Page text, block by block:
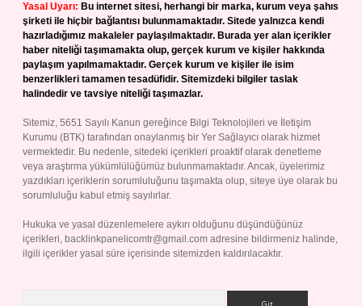
Yasal Uyarı: Bu internet sitesi, herhangi bir marka, kurum veya şahıs
şirketi ile hiçbir bağlantısı bulunmamaktadır. Sitede yalnızca kendi
hazırladığımız makaleler paylaşılmaktadır. Burada yer alan içerikler
haber niteliği taşımamakta olup, gerçek kurum ve kişiler hakkında
paylaşım yapılmamaktadır. Gerçek kurum ve kişiler ile isim
benzerlikleri tamamen tesadüfidir. Sitemizdeki bilgiler taslak
halindedir ve tavsiye niteliği taşımazlar.
Sitemiz, 5651 Sayılı Kanun gereğince Bilgi Teknolojileri ve İletişim
Kurumu (BTK) tarafından onaylanmış bir Yer Sağlayıcı olarak hizmet
vermektedir. Bu nedenle, sitedeki içerikleri proaktif olarak denetleme
veya araştırma yükümlülüğümüz bulunmamaktadır. Ancak, üyelerimiz
yazdıkları içeriklerin sorumluluğunu taşımakta olup, siteye üye olarak bu
sorumluluğu kabul etmiş sayılırlar.
Hukuka ve yasal düzenlemelere aykırı olduğunu düşündüğünüz
içerikleri, backlinkpanelicomtr@gmail.com adresine bildirmeniz halinde,
ilgili içerikler yasal süre içerisinde sitemizden kaldırılacaktır.